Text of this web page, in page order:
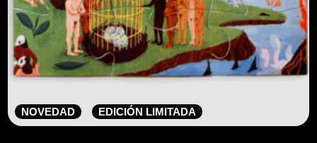
NOVEDAD EDICIÓN LIMITADA